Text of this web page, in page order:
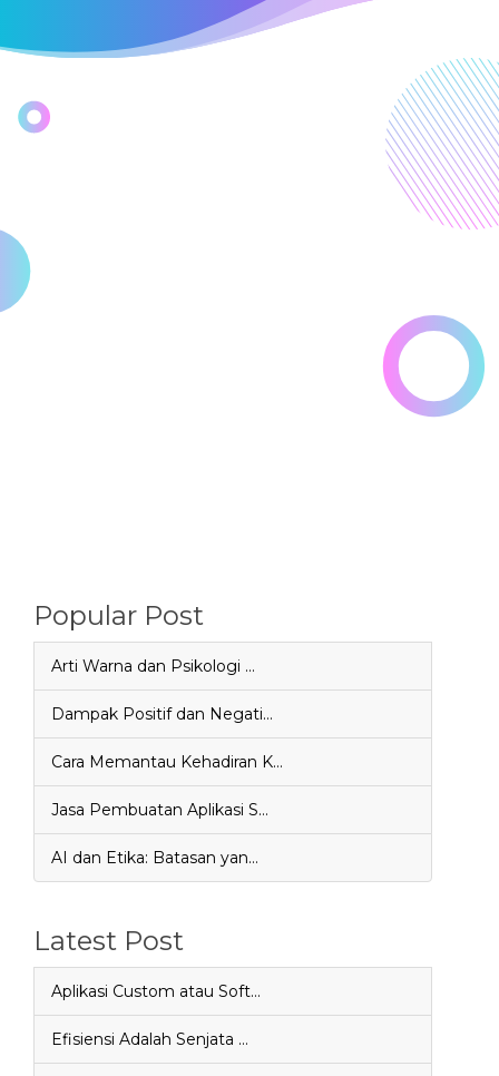
Popular Post
Arti Warna dan Psikologi …
Dampak Positif dan Negati…
Cara Memantau Kehadiran K…
Jasa Pembuatan Aplikasi S…
AI dan Etika: Batasan yan…
Latest Post
Aplikasi Custom atau Soft…
Efisiensi Adalah Senjata …